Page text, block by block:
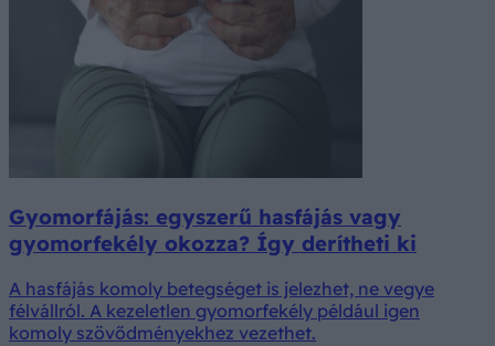
Gyomorfájás: egyszerű hasfájás vagy
gyomorfekély okozza? Így derítheti ki
A hasfájás komoly betegséget is jelezhet, ne vegye
félvállról. A kezeletlen gyomorfekély például igen
komoly szövődményekhez vezethet.